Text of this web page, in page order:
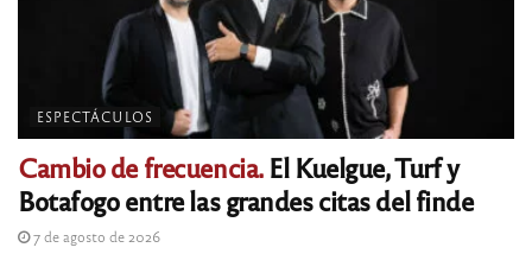
ESPECTÁCULOS
Cambio de frecuencia.El Kuelgue, Turf y
Botafogo entre las grandes citas del finde
7 de agosto de 2026